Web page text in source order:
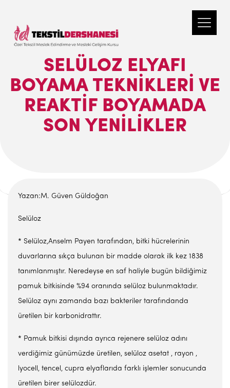
SELÜLOZ ELYAFI
BOYAMA TEKNİKLERİ VE
REAKTİF BOYAMADA
SON YENİLİKLER
Yazan:M. Güven Güldoğan
Selüloz
* Selüloz,Anselm Payen tarafından, bitki hücrelerinin
duvarlarına sıkça bulunan bir madde olarak ilk kez 1838
tanımlanmıştır. Neredeyse en saf haliyle bugün bildiğimiz
pamuk bitkisinde %94 oranında selüloz bulunmaktadır.
Selüloz aynı zamanda bazı bakteriler tarafındanda
üretilen bir karbonidrattır.
* Pamuk bitkisi dışında ayrıca rejenere selüloz adını
verdiğimiz günümüzde üretilen, selüloz asetat , rayon ,
lyocell, tencel, cupra elyaflarıda farklı işlemler sonucunda
üretilen birer selülozdür.